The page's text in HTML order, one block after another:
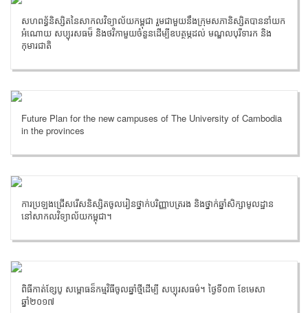
សហពន្ធ័និស្សិតនៃសាកលវិទ្យាល័យកម្ពុជា រួមជាមួយនឹងក្រុមសភានិស្សិតបាននាំយក
អំណោយ សប្បុរសធម៏ និងថវិកាមួយចំនួនដើម្បីឧបត្ថម្ភដល់ មណ្ឌលបុរីទារក និង
កុមារជាតិ
Future Plan for the new campuses of The University of Cambodia
in the provinces
ការប្រឡងជ្រើសរើសនិស្សិតចូលរៀនថ្នាក់បរិញ្ញាបត្ររង និងថ្នាក់ឆ្នាំសិក្សាមូលដ្ឋាន
នៅសាកលវិទ្យាល័យកម្ពុជា។
ពិធីកាត់ខ្សែបូ សម្ពោធន៏កម្មវិធីចូលឆ្នាំថ្មីដើម្បី សប្បុរសធម៌។ ថ្ងៃទី០៣ ខែមេសា
ឆ្នាំ២០១៧